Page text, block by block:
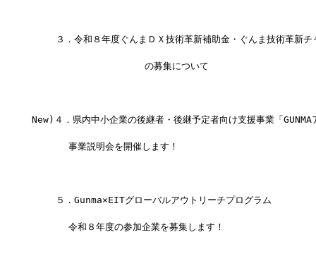
３．令和８年度ぐんまＤＸ技術革新補助金・ぐんま技術革新チ
                    の募集について
New)４．県内中小企業の後継者・後継予定者向け支援事業「GUNMA
事業説明会を開催します！
５．Gunma×EITグローバルアウトリーチプログラム
令和８年度の参加企業を募集します！